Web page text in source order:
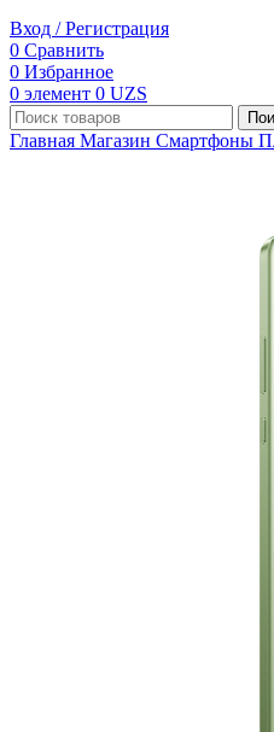
Вход / Регистрация
0 Сравнить
0 Избранное
0 элемент 0 UZS
Главная Магазин Смартфоны